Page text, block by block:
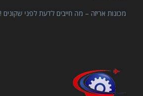
מכונות אריזה – מה חייבים לדעת לפני שקונים !